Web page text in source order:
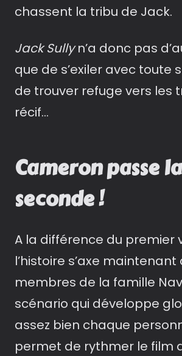
chassent la tribu de Jack.
Jack Sullyn’a donc pas
que de s’exiler avec toute
de trouver refuge vers les
récif…
Cameron passe la
seconde !
A la différence du premier
l’histoire s’axe
membres de la famille
scénario qui développe
assez bien chaque
permet de rythmer le film